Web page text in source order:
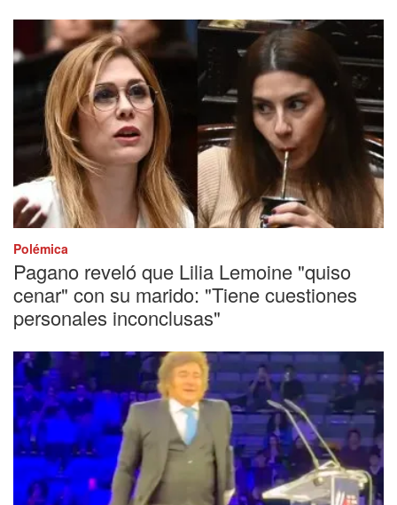
Polémica
Pagano reveló que Lilia Lemoine "quiso
cenar" con su marido: "Tiene cuestiones
personales inconclusas"